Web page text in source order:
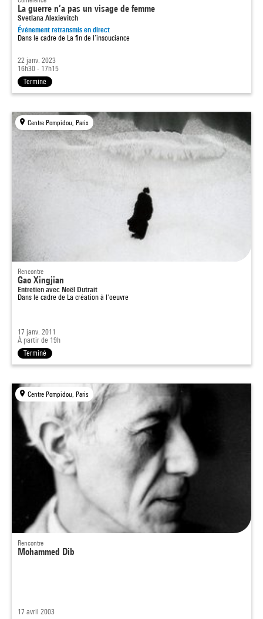
La guerre n’a pas un visage de femme
Svetlana Alexievitch
Événement retransmis en direct
Dans le cadre de La fin de l’insouciance
22 janv. 2023
16h30 - 17h15
Terminé
Centre Pompidou, Paris
Rencontre
Gao Xingjian
Entretien avec Noël Dutrait
Dans le cadre de La création à l'oeuvre
17 janv. 2011
À partir de 19h
Terminé
Centre Pompidou, Paris
Rencontre
Mohammed Dib
17 avril 2003